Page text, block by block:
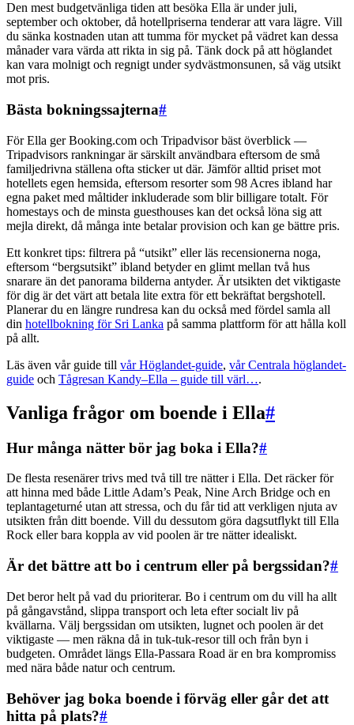
Den mest budgetvänliga tiden att besöka Ella är under juli,
september och oktober, då hotellpriserna tenderar att vara lägre. Vill
du sänka kostnaden utan att tumma för mycket på vädret kan dessa
månader vara värda att rikta in sig på. Tänk dock på att höglandet
kan vara molnigt och regnigt under sydvästmonsunen, så väg utsikt
mot pris.
Bästa bokningssajterna#
För Ella ger Booking.com och Tripadvisor bäst överblick —
Tripadvisors rankningar är särskilt användbara eftersom de små
familjedrivna ställena ofta sticker ut där. Jämför alltid priset mot
hotellets egen hemsida, eftersom resorter som 98 Acres ibland har
egna paket med måltider inkluderade som blir billigare totalt. För
homestays och de minsta guesthouses kan det också löna sig att
mejla direkt, då många inte betalar provision och kan ge bättre pris.
Ett konkret tips: filtrera på “utsikt” eller läs recensionerna noga,
eftersom “bergsutsikt” ibland betyder en glimt mellan två hus
snarare än det panorama bilderna antyder. Är utsikten det viktigaste
för dig är det värt att betala lite extra för ett bekräftat bergshotell.
Planerar du en längre rundresa kan du också med fördel samla all
din hotellbokning för Sri Lanka på samma plattform för att hålla koll
på allt.
Läs även vår guide till vår Höglandet-guide, vår Centrala höglandet-
guide och Tågresan Kandy–Ella – guide till värl….
Vanliga frågor om boende i Ella#
Hur många nätter bör jag boka i Ella?#
De flesta resenärer trivs med två till tre nätter i Ella. Det räcker för
att hinna med både Little Adam’s Peak, Nine Arch Bridge och en
teplantageturné utan att stressa, och du får tid att verkligen njuta av
utsikten från ditt boende. Vill du dessutom göra dagsutflykt till Ella
Rock eller bara koppla av vid poolen är tre nätter idealiskt.
Är det bättre att bo i centrum eller på bergssidan?#
Det beror helt på vad du prioriterar. Bo i centrum om du vill ha allt
på gångavstånd, slippa transport och leta efter socialt liv på
kvällarna. Välj bergssidan om utsikten, lugnet och poolen är det
viktigaste — men räkna då in tuk-tuk-resor till och från byn i
budgeten. Området längs Ella-Passara Road är en bra kompromiss
med nära både natur och centrum.
Behöver jag boka boende i förväg eller går det att
hitta på plats?#